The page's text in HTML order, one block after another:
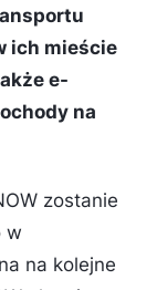
ich mieście
e-
na
zostanie
w
na kolejne